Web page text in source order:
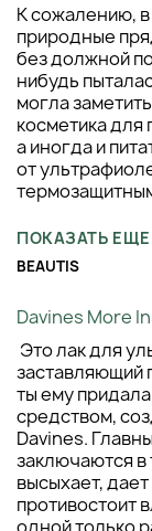
К сожалению,
природные
без должной
нибудь
могла
косметика
а иногда и
от
ТОП-4
BEAUTIS
Davines More
Это лак для
заставляющий
ты ему
средством,
Davines.
заключаются в
высыхает,
противостоит
ПОКАЗАТЬ ЕЩЕ